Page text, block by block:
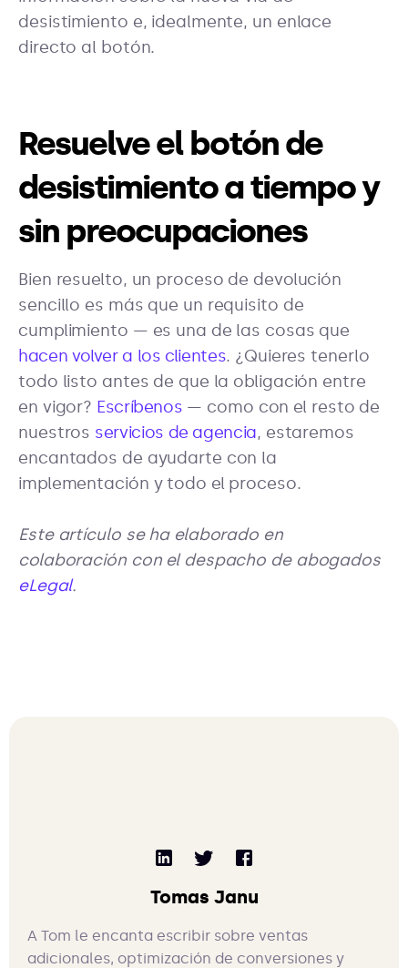
desistimiento e, idealmente, un enlace
directo al botón.
Resuelve el botón de
desistimiento a tiempo y
sin preocupaciones
Bien resuelto, un proceso de devolución
sencillo es más que un requisito de
cumplimiento — es una de las cosas que
hacen volver a los clientes. ¿Quieres tenerlo
todo listo antes de que la obligación entre
en vigor? Escríbenos — como con el resto de
nuestros servicios de agencia, estaremos
encantados de ayudarte con la
implementación y todo el proceso.
Este artículo se ha elaborado en
colaboración con el despacho de abogados
eLegal.
Tomas Janu
A Tom le encanta escribir sobre ventas
adicionales, optimización de conversiones y